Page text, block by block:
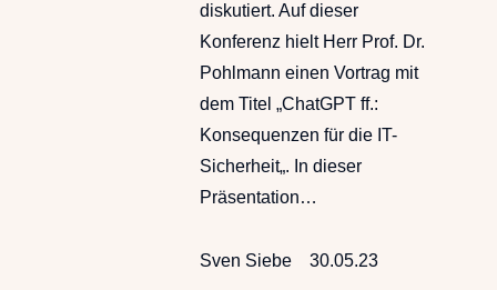
diskutiert. Auf dieser
Konferenz hielt Herr Prof. Dr.
Pohlmann einen Vortrag mit
dem Titel „ChatGPT ff.:
Konsequenzen für die IT-
Sicherheit„. In dieser
Präsentation…
Sven Siebe 30.05.23